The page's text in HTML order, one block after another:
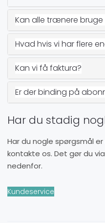
Kan alle trænere bruge
Hvad hvis vi har flere
Kan vi få faktura?
Er der binding på
Har du stadig
Har du nogle spørgsmål
kontakte os. Det gør du
nedenfor.
Kundeservice